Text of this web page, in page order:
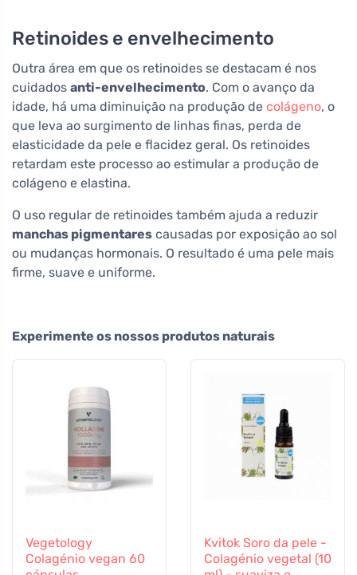
Retinoides e envelhecimento
Outra área em que os retinoides se destacam é nos
cuidados anti-envelhecimento. Com o avanço da
idade, há uma diminuição na produção de colágeno, o
que leva ao surgimento de linhas finas, perda de
elasticidade da pele e flacidez geral. Os retinoides
retardam este processo ao estimular a produção de
colágeno e elastina.
O uso regular de retinoides também ajuda a reduzir
manchas pigmentares causadas por exposição ao sol
ou mudanças hormonais. O resultado é uma pele mais
firme, suave e uniforme.
Experimente os nossos produtos naturais
Vegetology
Colagénio vegan 60
Kvitok Soro da pele -
Colagénio vegetal (10